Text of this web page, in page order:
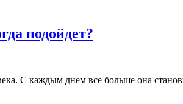
подойдет?
С каждым днем все больше она